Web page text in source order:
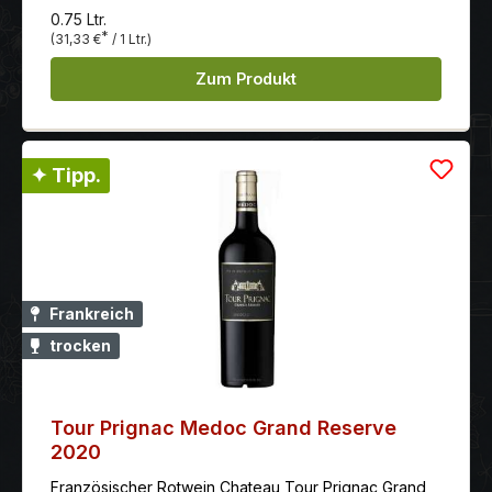
0.75 Ltr.
(31,33 €* / 1 Ltr.)
Zum Produkt
✦ Tipp.
Frankreich
trocken
Tour Prignac Medoc Grand Reserve
2020
Französischer Rotwein Chateau Tour Prignac Grand